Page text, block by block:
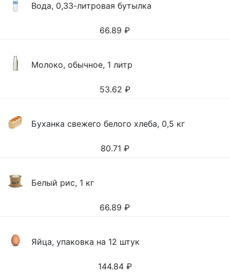
Вода, 0,33-литровая бутылка
66.89 ₽
Молоко, обычное, 1 литр
53.62 ₽
Буханка свежего белого хлеба, 0,5 кг
80.71 ₽
Белый рис, 1 кг
66.89 ₽
Яйца, упаковка на 12 штук
144.84 ₽